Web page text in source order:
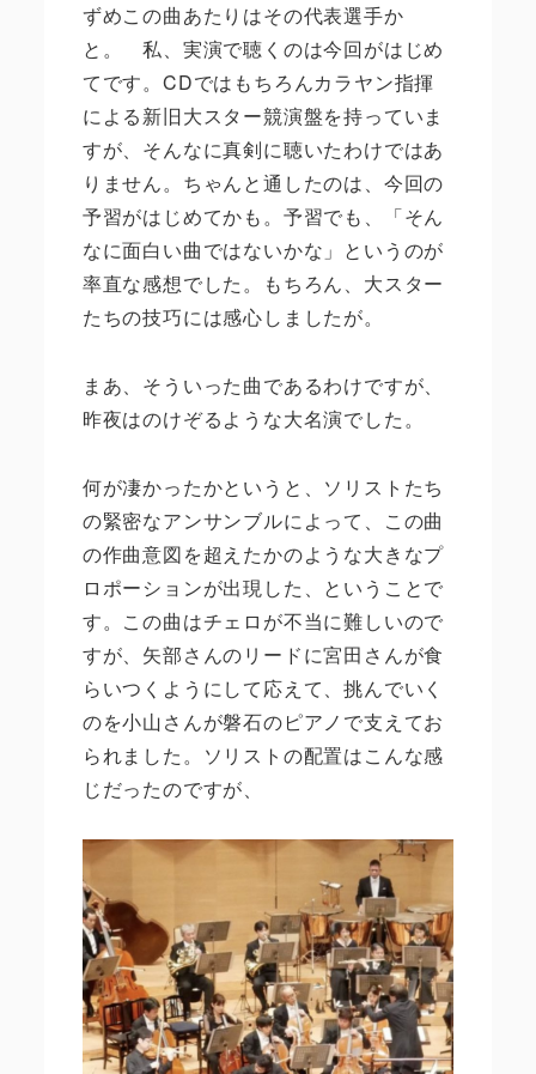
ずめこの曲あたりはその代表選手か
と。 私、実演で聴くのは今回がはじめ
てです。 CDではもちろんカラヤン指揮
による新旧大スター競演盤を持っていま
すが、そんなに真剣に聴いたわけではあ
りません。ちゃんと通したのは、今回の
予習がはじめてかも。予習でも、「そん
なに面白い曲ではないかな」というのが
率直な感想でした。もちろん、大スター
たちの技巧には感心しましたが。
まあ、そういった曲であるわけですが、
昨夜はのけぞるような大名演でした。
何が凄かったかというと、ソリストたち
の緊密なアンサンブルによって、この曲
の作曲意図を超えたかのような大きなプ
ロポーションが出現した、ということで
す。この曲はチェロが不当に難しいので
すが、矢部さんのリードに宮田さんが食
らいつくようにして応えて、挑んでいく
のを小山さんが磐石のピアノで支えてお
られました。ソリストの配置はこんな感
じだったのですが、